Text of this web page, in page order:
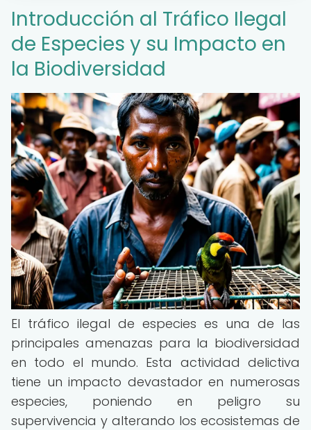
Introducción al Tráfico Ilegal
de Especies y su Impacto en
la Biodiversidad
El tráfico ilegal de especies es una de las
principales amenazas para la biodiversidad
en todo el mundo. Esta actividad delictiva
tiene un impacto devastador en numerosas
especies, poniendo en peligro su
supervivencia y alterando los ecosistemas de